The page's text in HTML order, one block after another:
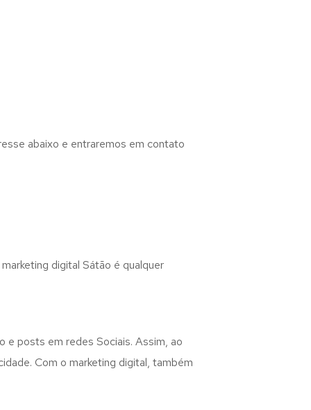
abaixo e entraremos em contato
digital Sátão é qualquer
e posts em redes Sociais. Assim, ao
Com o marketing digital, também